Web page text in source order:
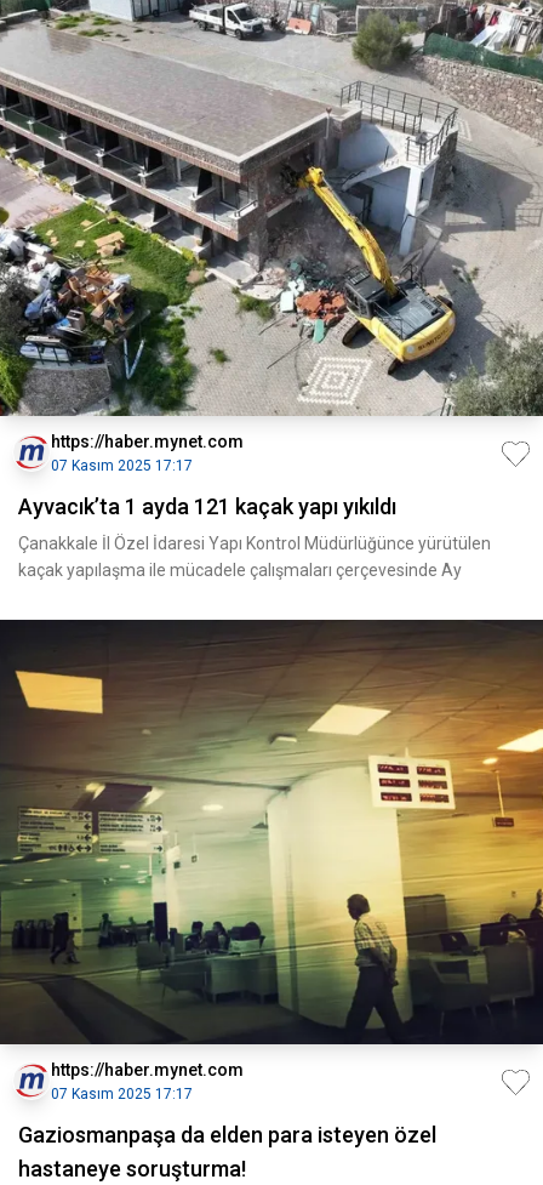
https://haber.mynet.com
07 Kasım 2025 17:17
Ayvacık’ta 1 ayda 121 kaçak yapı yıkıldı
Çanakkale İl Özel İdaresi Yapı Kontrol Müdürlüğünce yürütülen
kaçak yapılaşma ile mücadele çalışmaları çerçevesinde Ay
https://haber.mynet.com
07 Kasım 2025 17:17
Gaziosmanpaşa da elden para isteyen özel
hastaneye soruşturma!